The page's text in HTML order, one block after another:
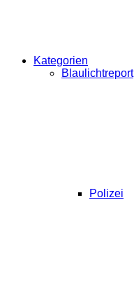
Kategorien
Blaulichtreport
Polizei